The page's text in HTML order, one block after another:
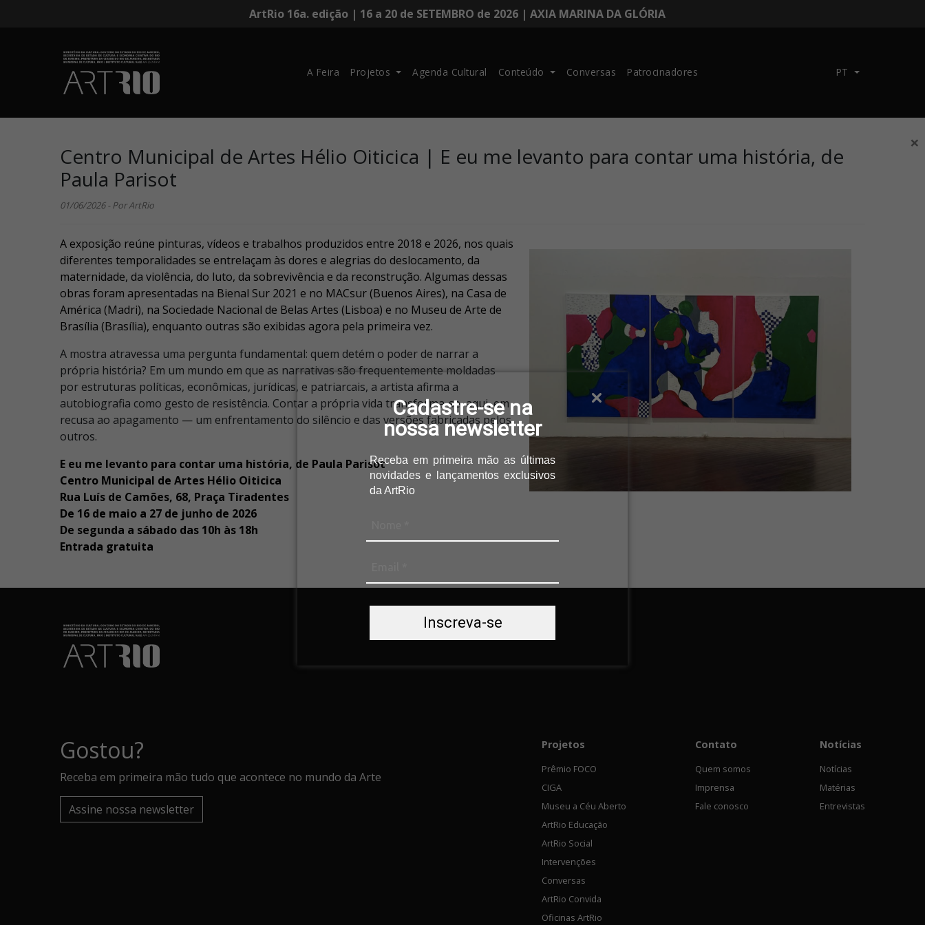
Cadastre-se na
nossa newsletter
Receba em primeira mão as últimas
novidades e lançamentos exclusivos
da ArtRio
Inscreva-se
ArtRio 16a. edição | 16 a 20 de SETEMBRO de 2026 | AXIA MARINA DA GLÓRIA
A Feira Projetos Agenda Cultural Conteúdo Conversas Patrocinadores PT
×
Centro Municipal de Artes Hélio Oiticica | E eu me levanto para contar uma história, de
Paula Parisot
01/06/2026 - Por ArtRio
A exposição reúne pinturas, vídeos e trabalhos produzidos entre 2018 e 2026, nos quais
diferentes temporalidades se entrelaçam às dores e alegrias do deslocamento, da
maternidade, da violência, do luto, da sobrevivência e da reconstrução. Algumas dessas
obras foram apresentadas na Bienal Sur 2021 e no MACsur (Buenos Aires), na Casa de
América (Madri), na Sociedade Nacional de Belas Artes (Lisboa) e no Museu de Arte de
Brasília (Brasília), enquanto outras são exibidas agora pela primeira vez.
A mostra atravessa uma pergunta fundamental: quem detém o poder de narrar a
própria história? Em um mundo em que as narrativas são frequentemente moldadas
por estruturas políticas, econômicas, jurídicas, e patriarcais, a artista afirma a
autobiografia como gesto de resistência. Contar a própria vida transforma-se, aqui, em
recusa ao apagamento — um enfrentamento do silêncio e das versões fabricadas pelos
outros.
E eu me levanto para contar uma história, de Paula Parisot
Centro Municipal de Artes Hélio Oiticica
Rua Luís de Camões, 68, Praça Tiradentes
De 16 de maio a 27 de junho de 2026
De segunda a sábado das 10h às 18h
Entrada gratuita
Gostou?
Receba em primeira mão tudo que acontece no mundo da Arte
Assine nossa newsletter
Projetos
Prêmio FOCO
CIGA
Museu a Céu Aberto
ArtRio Educação
ArtRio Social
Intervenções
Conversas
ArtRio Convida
Oficinas ArtRio
Contato
Quem somos
Imprensa
Fale conosco
Notícias
Notícias
Matérias
Entrevistas